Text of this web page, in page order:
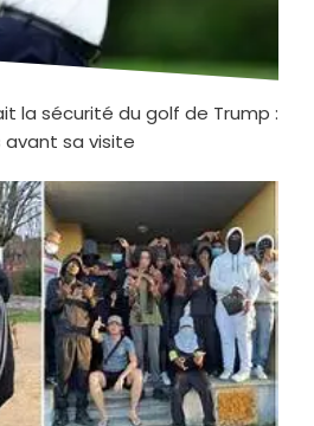
la sécurité du golf de Trump :
sa visite